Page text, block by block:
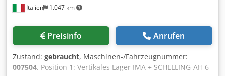
Italien 1.047 km
Preisinfo Anrufen
Zustand: gebraucht, Maschinen-/Fahrzeugnummer:
007504, Position 1: Vertikales Lager IMA + SCHELLING-AH 6